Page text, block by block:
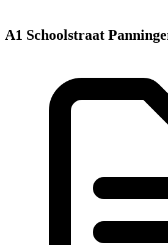
A1 Schoolstraat